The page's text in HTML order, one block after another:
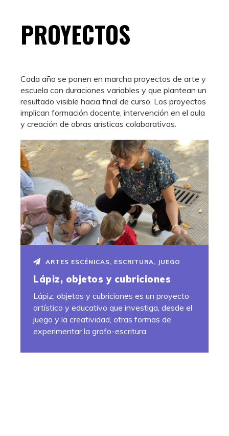
PROYECTOS
Cada año se ponen en marcha proyectos de arte y
escuela con duraciones variables y que plantean un
resultado visible hacia final de curso. Los proyectos
implican formación docente, intervención en el aula
y creación de obras arísticas colaborativas.
ARTES ESCÉNICAS ESCRITURA JUEGO
Lápiz, objetos y cubriciones
Lápiz, objetos y cubriciones es un proyecto
artístico y educativo que investiga, desde el
juego y la creatividad, otras formas de
experimentar la grafo-escritura.